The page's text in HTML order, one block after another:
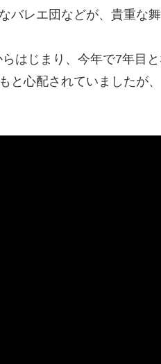
バレエ団などが、貴重な
はじまり、今年で7年目と
と心配されていましたが